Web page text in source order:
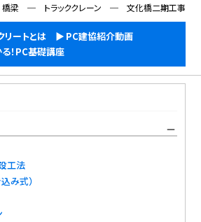
橋梁 ─ トラッククレーン ─ 文化橋二期工事
リートとは
PC建協紹介動画
！PC基礎講座
工法
み式）